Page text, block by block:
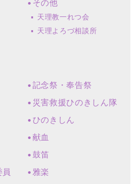
その他
天理教一れつ会
天理よろづ相談所
記念祭・奉告祭
災害救援ひのきしん隊
ひのきしん
献血
鼓笛
雅楽